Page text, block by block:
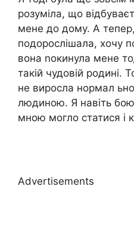
розуміла, що
мене до дому. А
подорослішала, хочу
вона nокинула мене
такій чудовій
не виросла нормал
людиною. Я навіть
мною могло статися і
Advertisements